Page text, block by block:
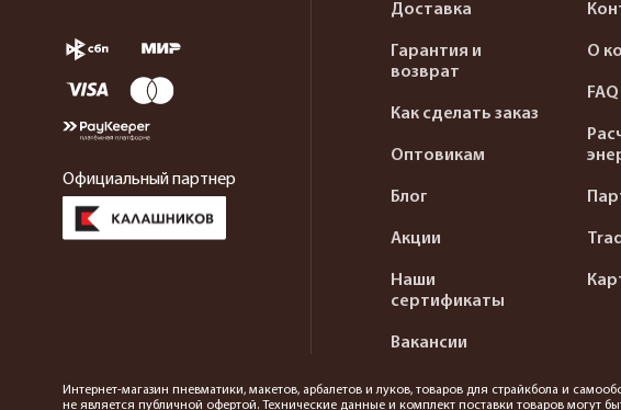
Официальный партнер
Доставка
Гарантия и
возврат
Как сделать заказ
Оптовикам
Блог
Акции
Наши
сертификаты
Вакансии
О
Интернет-магазин пневматики, макетов, арбалетов и луков, товаров для страйкбола и
не является публичной офертой. Технические данные и комплект поставки товаров могут